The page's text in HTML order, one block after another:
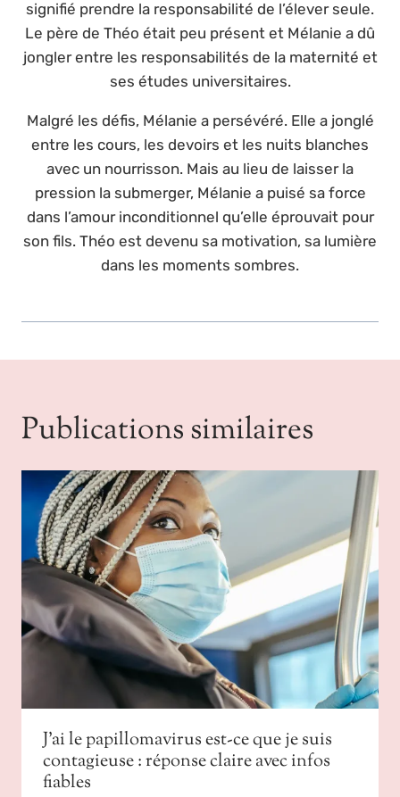
signifié prendre la responsabilité de l’élever seule.
Le père de Théo était peu présent et Mélanie a dû
jongler entre les responsabilités de la maternité et
ses études universitaires.
Malgré les défis, Mélanie a persévéré. Elle a jonglé
entre les cours, les devoirs et les nuits blanches
avec un nourrisson. Mais au lieu de laisser la
pression la submerger, Mélanie a puisé sa force
dans l’amour inconditionnel qu’elle éprouvait pour
son fils. Théo est devenu sa motivation, sa lumière
dans les moments sombres.
Publications similaires
J’ai le papillomavirus est-ce que je suis
contagieuse : réponse claire avec infos
fiables